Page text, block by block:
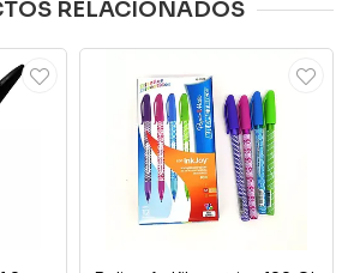
RELACIONADOS